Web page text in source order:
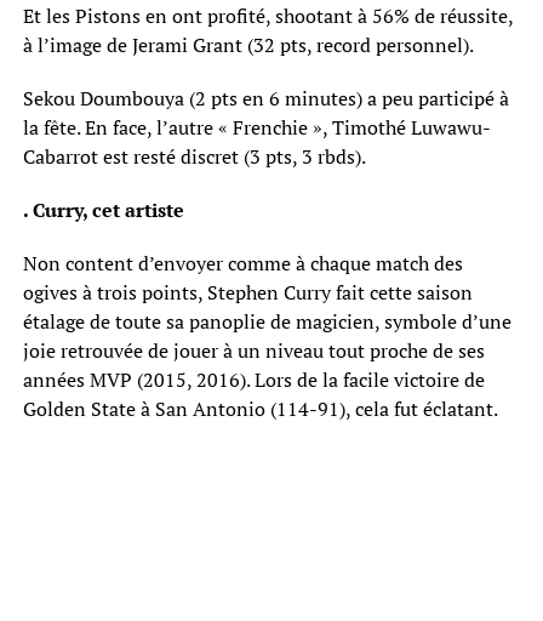
Et les Pistons en ont profité, shootant à 56% de réussite,
à l’image de Jerami Grant (32 pts, record personnel).
Sekou Doumbouya (2 pts en 6 minutes) a peu participé à
la fête. En face, l’autre « Frenchie », Timothé Luwawu-
Cabarrot est resté discret (3 pts, 3 rbds).
. Curry, cet artiste
Non content d’envoyer comme à chaque match des
ogives à trois points, Stephen Curry fait cette saison
étalage de toute sa panoplie de magicien, symbole d’une
joie retrouvée de jouer à un niveau tout proche de ses
années MVP (2015, 2016). Lors de la facile victoire de
Golden State à San Antonio (114-91), cela fut éclatant.